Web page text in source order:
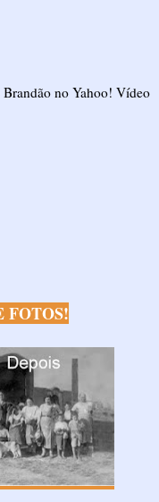
no Yahoo! Vídeo
FOTOS!